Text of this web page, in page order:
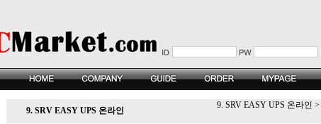
9. SRV EASY UPS 온라인
9. SRV EASY UPS 온라인 >